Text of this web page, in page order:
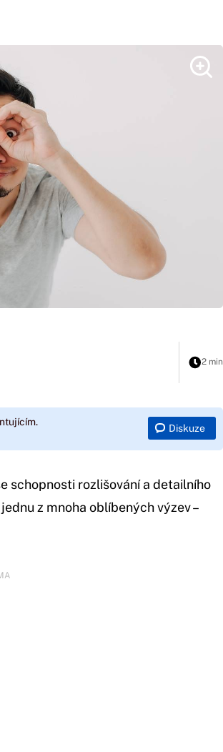
2 min
Diskuze
schopnosti rozlišování a detailního
z mnoha oblíbených výzev –